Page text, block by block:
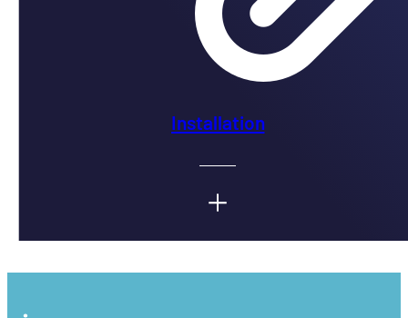
Installation